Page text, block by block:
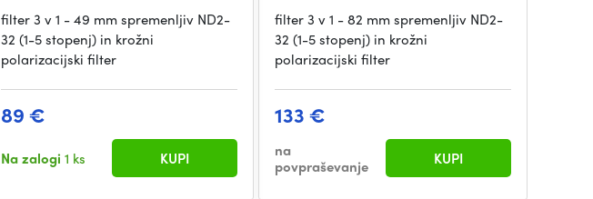
filter 3 v 1 - 49 mm spremenljiv ND2-
32 (1-5 stopenj) in krožni
polarizacijski filter
89 €
Na zalogi 1 ks KUPI
filter 3 v 1 - 82 mm spremenljiv ND2-
32 (1-5 stopenj) in krožni
polarizacijski filter
133 €
na
povpraševanje
KUPI